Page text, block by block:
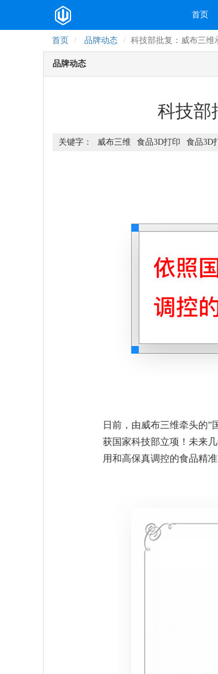
首页
首页 品牌动态 科技部批复：威布三维
品牌动态
科技部
威布三维 食品3D打印 食品3D
日前，由威布三维牵头的”
获国家科技部立项！未来
用和高保真调控的食品精